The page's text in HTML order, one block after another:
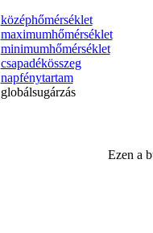
középhőmérséklet
maximumhőmérséklet
minimumhőmérséklet
csapadékösszeg
napfénytartam
globálsugárzás
Ezen a